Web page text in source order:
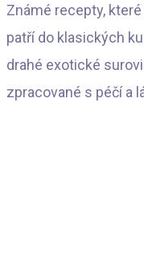
Známé recepty,
patří do klasických
drahé exotické
zpracované s péčí a